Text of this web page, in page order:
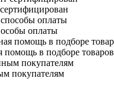
оплаты
помощь в подборе товаров
покупателям